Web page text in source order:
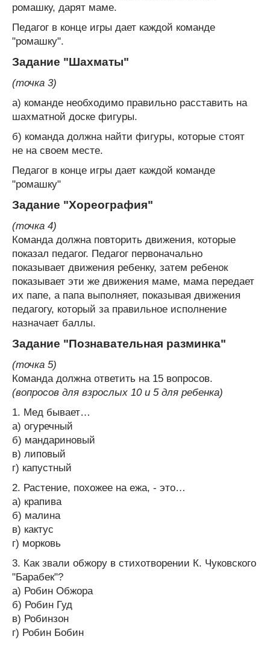
ромашку, дарят маме.
Педагог в конце игры дает каждой команде
"ромашку".
Задание "Шахматы"
(точка 3)
а) команде необходимо правильно расставить на
шахматной доске фигуры.
б) команда должна найти фигуры, которые стоят
не на своем месте.
Педагог в конце игры дает каждой команде
"ромашку"
Задание "Хореография"
(точка 4)
Команда должна повторить движения, которые
показал педагог. Педагог первоначально
показывает движения ребенку, затем ребенок
показывает эти же движения маме, мама передает
их папе, а папа выполняет, показывая движения
педагогу, который за правильное исполнение
назначает баллы.
Задание "Познавательная разминка"
(точка 5)
Команда должна ответить на 15 вопросов.
(вопросов для взрослых 10 и 5 для ребенка)
1. Мед бывает…
а) огуречный
б) мандариновый
в) липовый
г) капустный
2. Растение, похожее на ежа, - это…
а) крапива
б) малина
в) кактус
г) морковь
3. Как звали обжору в стихотворении К. Чуковского
"Барабек"?
а) Робин Обжора
б) Робин Гуд
в) Робинзон
г) Робин Бобин